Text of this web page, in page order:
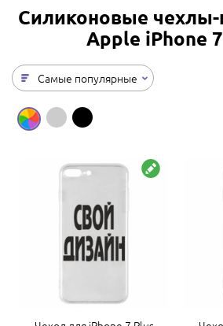
Силиконовые чехлы-
Apple iPhone
Самые популярные